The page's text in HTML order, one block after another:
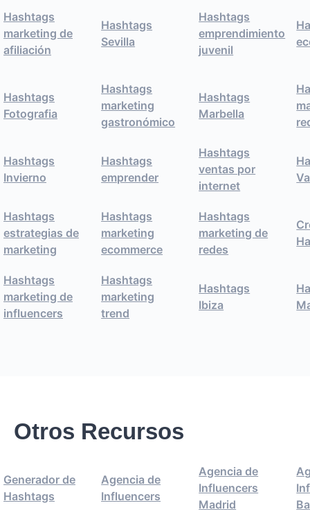
Hashtags
marketing de
afiliación
Hashtags
Sevilla
Hashtags
emprendimiento
juvenil
Hashtags
Fotografia
Hashtags
marketing
gastronómico
Hashtags
Marbella
Hashtags
Invierno
Hashtags
emprender
Hashtags
ventas por
internet
Hashtags
estrategias de
marketing
Hashtags
marketing
ecommerce
Hashtags
marketing de
redes
Hashtags
marketing de
influencers
Hashtags
marketing
trend
Hashtags
Ibiza
Otros Recursos
Generador de
Hashtags
Agencia de
Influencers
Agencia de
Influencers
Madrid